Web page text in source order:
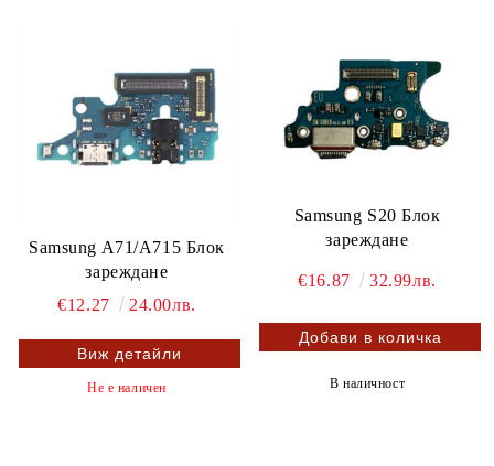
Samsung A71/A715 Блок
зареждане
€12.27
24.00лв.
Виж детайли
Не е наличен
Samsung S20 Блок
зареждане
€16.87 32.99лв.
В наличност